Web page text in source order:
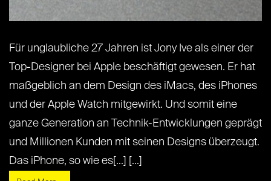
Für unglaubliche 27 Jahren ist Jony Ive als einer der
Top-Designer bei Apple beschäftigt gewesen. Er hat
maßgeblich an dem Design des iMacs, des iPhones
und der Apple Watch mitgewirkt. Und somit eine
ganze Generation an Technik-Entwicklungen geprägt
und Millionen Kunden mit seinen Designs überzeugt.
Das iPhone, so wie es[...] [...]